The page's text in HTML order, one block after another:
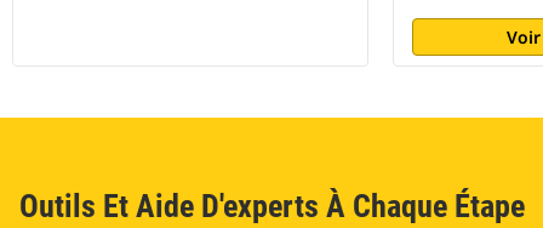
Outils Et Aide D'experts À Chaque Étape